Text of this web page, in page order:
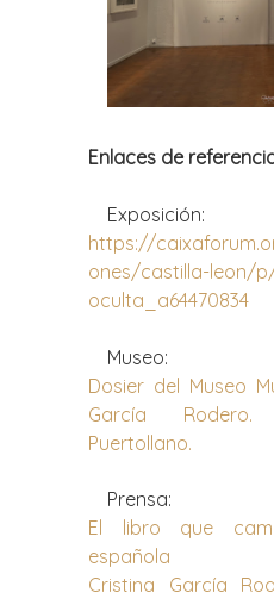
Enlaces de
Exposición:
https://
ones/castilla-leon/
oculta_a64470834
Museo:
Dosier del Museo
García
Puertollano.
Prensa:
El libro que
española
Cristina García